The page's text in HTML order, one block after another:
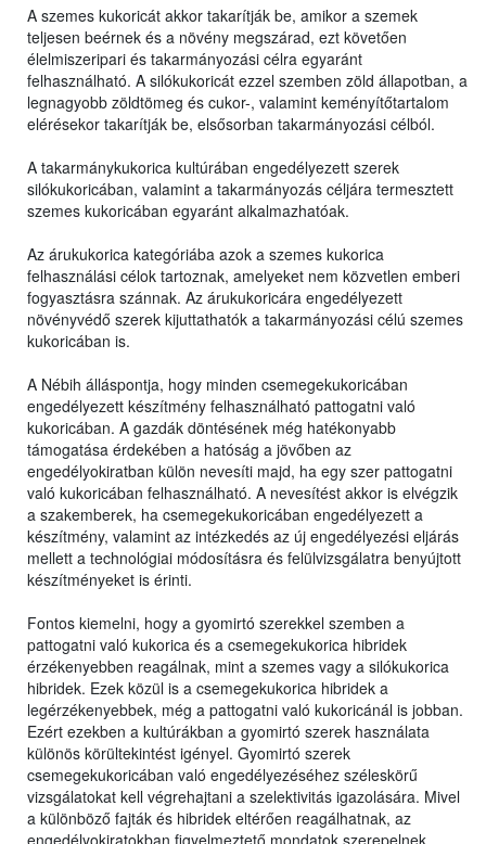
A szemes kukoricát akkor takarítják be, amikor a szemek
teljesen beérnek és a növény megszárad, ezt követően
élelmiszeripari és takarmányozási célra egyaránt
felhasználható. A silókukoricát ezzel szemben zöld állapotban, a
legnagyobb zöldtömeg és cukor-, valamint keményítőtartalom
elérésekor takarítják be, elsősorban takarmányozási célból.
A takarmánykukorica kultúrában engedélyezett szerek
silókukoricában, valamint a takarmányozás céljára termesztett
szemes kukoricában egyaránt alkalmazhatóak.
Az árukukorica kategóriába azok a szemes kukorica
felhasználási célok tartoznak, amelyeket nem közvetlen emberi
fogyasztásra szánnak. Az árukukoricára engedélyezett
növényvédő szerek kijuttathatók a takarmányozási célú szemes
kukoricában is.
A Nébih álláspontja, hogy minden csemegekukoricában
engedélyezett készítmény felhasználható pattogatni való
kukoricában. A gazdák döntésének még hatékonyabb
támogatása érdekében a hatóság a jövőben az
engedélyokiratban külön nevesíti majd, ha egy szer pattogatni
való kukoricában felhasználható. A nevesítést akkor is elvégzik
a szakemberek, ha csemegekukoricában engedélyezett a
készítmény, valamint az intézkedés az új engedélyezési eljárás
mellett a technológiai módosításra és felülvizsgálatra benyújtott
készítményeket is érinti.
Fontos kiemelni, hogy a gyomirtó szerekkel szemben a
pattogatni való kukorica és a csemegekukorica hibridek
érzékenyebben reagálnak, mint a szemes vagy a silókukorica
hibridek. Ezek közül is a csemegekukorica hibridek a
legérzékenyebbek, még a pattogatni való kukoricánál is jobban.
Ezért ezekben a kultúrákban a gyomirtó szerek használata
különös körültekintést igényel. Gyomirtó szerek
csemegekukoricában való engedélyezéséhez széleskörű
vizsgálatokat kell végrehajtani a szelektivitás igazolására. Mivel
a különböző fajták és hibridek eltérően reagálhatnak, az